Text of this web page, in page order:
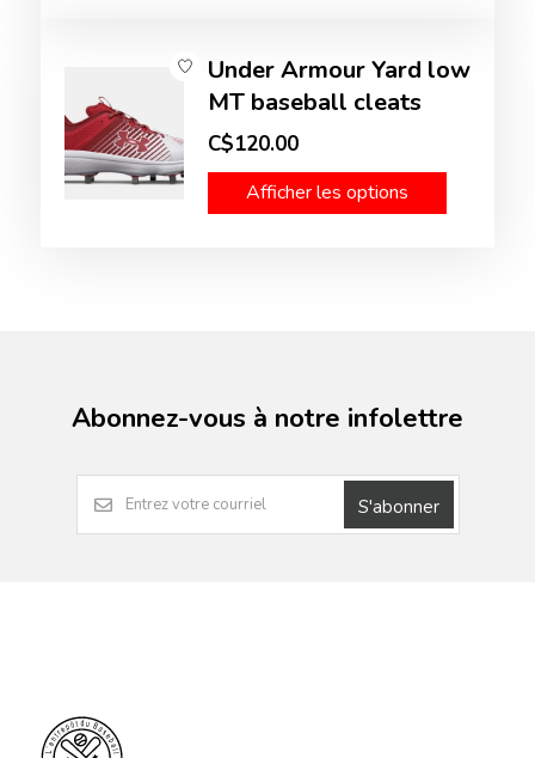
Under Armour Yard low
MT baseball cleats
C$120.00
Afficher les options
Abonnez-vous à notre infolettre
S'abonner